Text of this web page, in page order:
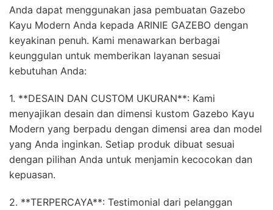
Anda dapat menggunakan jasa pembuatan Gazebo
Kayu Modern Anda kepada ARINIE GAZEBO dengan
keyakinan penuh. Kami menawarkan berbagai
keunggulan untuk memberikan layanan sesuai
kebutuhan Anda:
1. **DESAIN DAN CUSTOM UKURAN**: Kami
menyajikan desain dan dimensi kustom Gazebo Kayu
Modern yang berpadu dengan dimensi area dan model
yang Anda inginkan. Setiap produk dibuat sesuai
dengan pilihan Anda untuk menjamin kecocokan dan
kepuasan.
2. **TERPERCAYA**: Testimonial dari pelanggan